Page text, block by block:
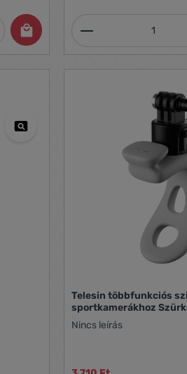
meg a kívánt
Telesin többfunkciós
sportkamerákhoz
Nincs leírás